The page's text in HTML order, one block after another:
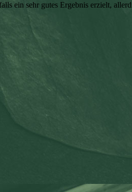
ein sehr gutes Ergebnis erzielt,